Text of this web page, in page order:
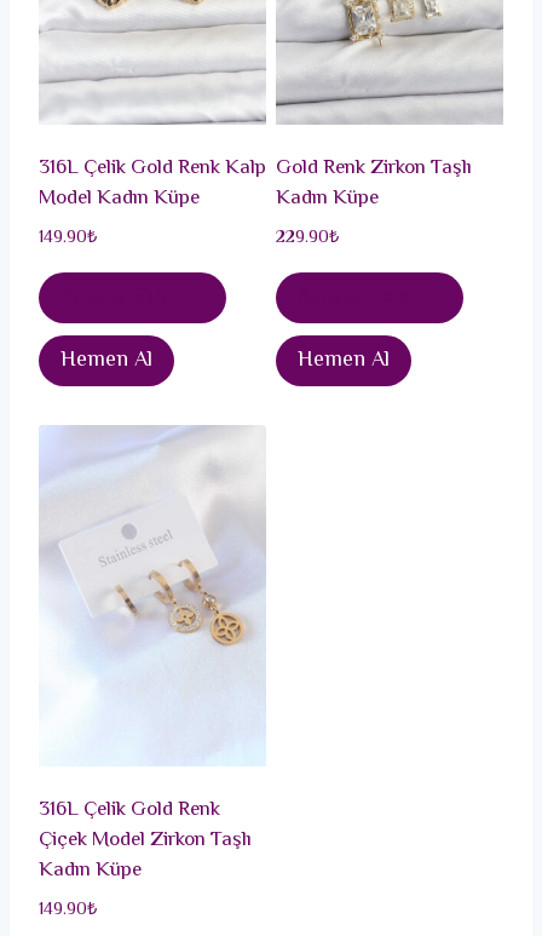
316L Çelik Gold Renk Kalp
Model Kadın Küpe
149.90₺
Hemen Al
Gold Renk Zirkon Taşlı
Kadın Küpe
229.90₺
Hemen Al
316L Çelik Gold Renk
Çiçek Model Zirkon Taşlı
Kadın Küpe
149.90₺